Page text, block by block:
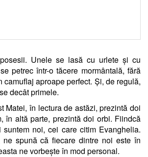
Unele se lasă cu urlete și cu
petrec într-o tăcere mormântală, fără
camuflaj aproape perfect. Și, de regulă,
decât primele.
Matei, în lectura de astăzi, prezintă doi
în altă parte, prezintă doi orbi. Fiindcă
noi, cei care citim Evanghelia.
ne spună că fiecare dintre noi este în
ne vorbește în mod personal.